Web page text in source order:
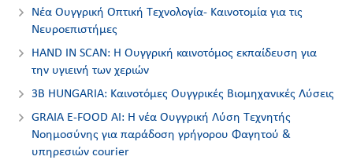
Νέα Ουγγρική Οπτική Τεχνολογία- Καινοτομία για τις
Nευροεπιστήμες
HAND IN SCAN: Η Ουγγρική καινοτόμος εκπαίδευση για
την υγιεινή των χεριών
3Β HUNGARIA: Καινοτόμες Ουγγρικές Βιομηχανικές Λύσεις
GRAIA E-FOOD AI: Η νέα Ουγγρική Λύση Τεχνητής
Νοημοσύνης για παράδοση γρήγορου Φαγητού &
υπηρεσιών courier